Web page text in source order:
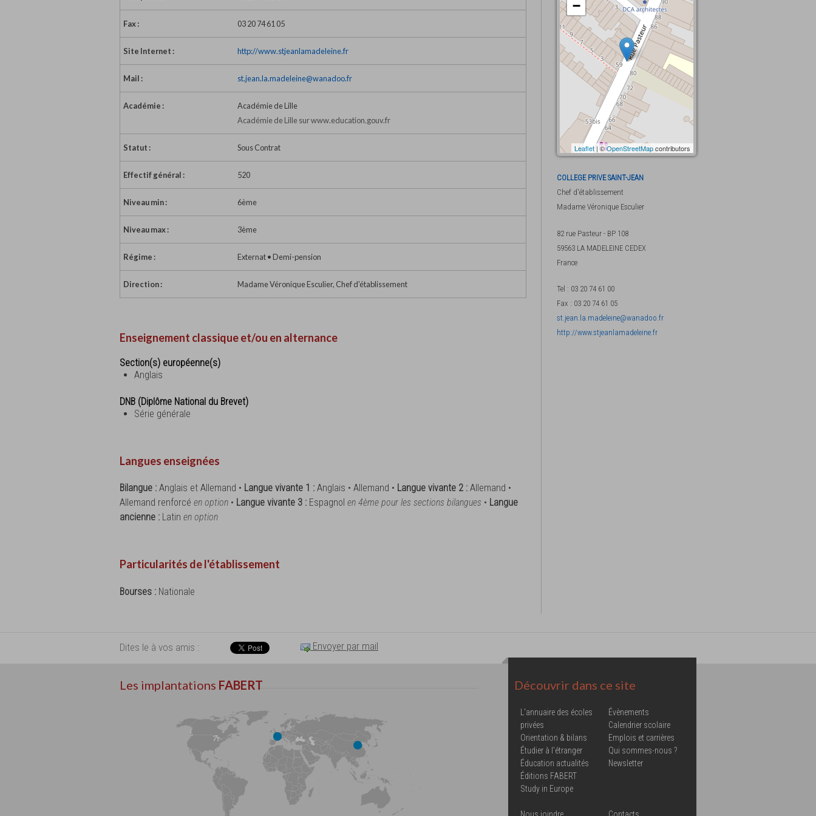
Fax : 03 20 74 61 05
Site Internet : http://www.stjeanlamadeleine.fr
Mail : st.jean.la.madeleine@wanadoo.fr
Académie :
Académie de Lille
Académie de Lille sur www.education.gouv.fr
Statut : Sous Contrat
Effectif général : 520
Niveau min : 6ème
Niveau max : 3ème
Régime : Externat • Demi-pension
Direction : Madame Véronique Esculier, Chef d'établissement
Enseignement classique et/ou en alternance
Section(s) européenne(s)
Anglais
DNB (Diplôme National du Brevet)
Série générale
Langues enseignées
Bilangue : Anglais et Allemand • Langue vivante 1 : Anglais • Allemand • Langue vivante 2 : Allemand •
Allemand renforcé en option • Langue vivante 3 : Espagnol en 4ème pour les sections bilangues • Langue
ancienne : Latin en option
Particularités de l'établissement
Bourses : Nationale
−
Leaflet| ©OpenStreetMapcontributors
COLLEGE PRIVE SAINT-JEAN
Chef d'établissement
Madame Véronique Esculier
82 rue Pasteur - BP 108
59563 LA MADELEINE CEDEX
France
Tel : 03 20 74 61 00
Fax : 03 20 74 61 05
st.jean.la.madeleine@wanadoo.fr
http://www.stjeanlamadeleine.fr
Dites le à vos amis : Envoyer par mail
Les implantations FABERT Découvrir dans ce site
L'annuaire des écoles
privées
Orientation & bilans
Étudier à l'étranger
Éducation actualités
Éditions FABERT
Study in Europe
Évènements
Calendrier scolaire
Emplois et carrières
Qui sommes-nous ?
Newsletter
Nous joindre Contacts